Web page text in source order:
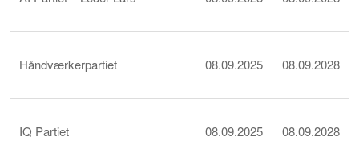
Håndværkerpartiet 08.09.2025 08.09.2028
IQ Partiet 08.09.2025 08.09.2028